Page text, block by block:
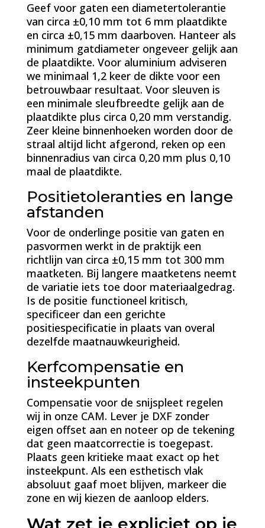
Geef voor gaten een diametertolerantie
van circa ±0,10 mm tot 6 mm plaatdikte
en circa ±0,15 mm daarboven. Hanteer als
minimum gatdiameter ongeveer gelijk aan
de plaatdikte. Voor aluminium adviseren
we minimaal 1,2 keer de dikte voor een
betrouwbaar resultaat. Voor sleuven is
een minimale sleufbreedte gelijk aan de
plaatdikte plus circa 0,20 mm verstandig.
Zeer kleine binnenhoeken worden door de
straal altijd licht afgerond, reken op een
binnenradius van circa 0,20 mm plus 0,10
maal de plaatdikte.
Positietoleranties en lange
afstanden
Voor de onderlinge positie van gaten en
pasvormen werkt in de praktijk een
richtlijn van circa ±0,15 mm tot 300 mm
maatketen. Bij langere maatketens neemt
de variatie iets toe door materiaalgedrag.
Is de positie functioneel kritisch,
specificeer dan een gerichte
positiespecificatie in plaats van overal
dezelfde maatnauwkeurigheid.
Kerfcompensatie en
insteekpunten
Compensatie voor de snijspleet regelen
wij in onze CAM. Lever je DXF zonder
eigen offset aan en noteer op de tekening
dat geen maatcorrectie is toegepast.
Plaats geen kritieke maat exact op het
insteekpunt. Als een esthetisch vlak
absoluut gaaf moet blijven, markeer die
zone en wij kiezen de aanloop elders.
Wat zet je expliciet op je